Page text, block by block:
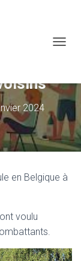
2024
en Belgique à
voulu